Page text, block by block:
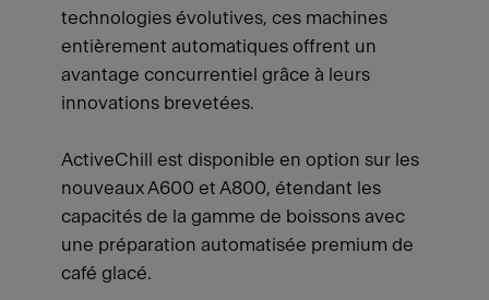
technologies évolutives, ces machines
entièrement automatiques offrent un
avantage concurrentiel grâce à leurs
innovations brevetées.
ActiveChill est disponible en option sur les
nouveaux A600 et A800, étendant les
capacités de la gamme de boissons avec
une préparation automatisée premium de
café glacé.